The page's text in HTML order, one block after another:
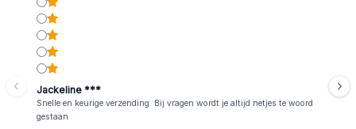
Jackeline ***
Snelle en keurige verzending. Bij vragen wordt je altijd netjes te woord
gestaan